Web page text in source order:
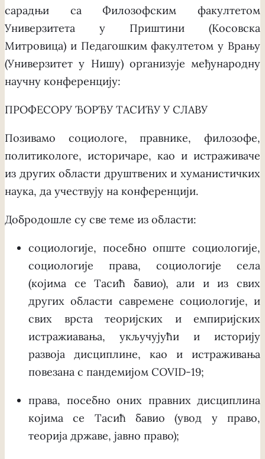
сарадњи са Филозофским факултетом
Универзитета у Приштини (Косовска
Митровица) и Педагошким факултетом у Врању
(Универзитет у Нишу) организује међународну
научну конференцију:
ПРОФЕСОРУ ЂОРЂУ ТАСИЋУ У СЛАВУ
Позивамо социологе, правнике, филозофе,
политикологе, историчаре, као и истраживаче
из других области друштвених и хуманистичких
наука, да учествују на конференцији.
Добродошле су све теме из области:
социологије, посебно опште социологије,
социологије права, социологије села
(којима се Тасић бавио), али и из свих
других области савремене социологије, и
свих врста теоријских и емпиријских
истражиавања, укључујући и историју
развоја дисциплине, као и истраживања
повезана с пандемијом COVID-19;
права, посебно оних правних дисциплина
којима се Тасић бавио (увод у право,
теорија државе, јавно право);